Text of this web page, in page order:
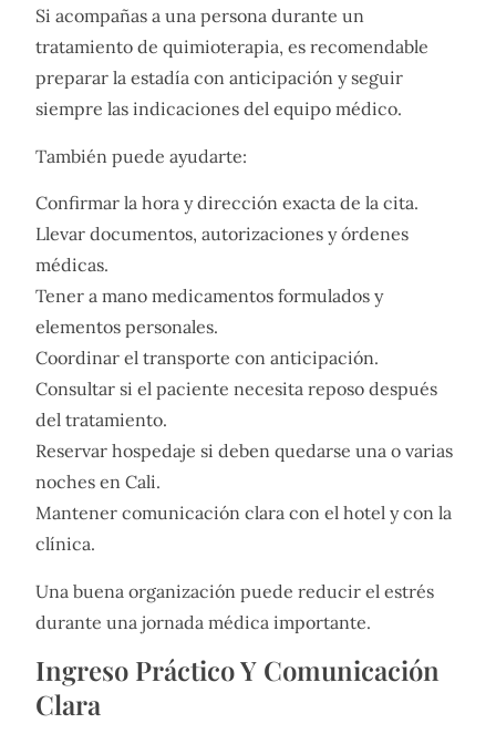
Si acompañas a una persona durante un
tratamiento de quimioterapia, es recomendable
preparar la estadía con anticipación y seguir
siempre las indicaciones del equipo médico.
También puede ayudarte:
Confirmar la hora y dirección exacta de la cita.
Llevar documentos, autorizaciones y órdenes
médicas.
Tener a mano medicamentos formulados y
elementos personales.
Coordinar el transporte con anticipación.
Consultar si el paciente necesita reposo después
del tratamiento.
Reservar hospedaje si deben quedarse una o varias
noches en Cali.
Mantener comunicación clara con el hotel y con la
clínica.
Una buena organización puede reducir el estrés
durante una jornada médica importante.
Ingreso Práctico Y Comunicación
Clara